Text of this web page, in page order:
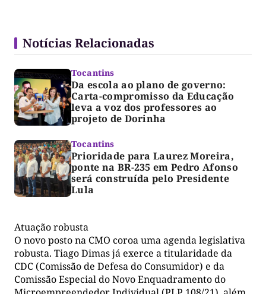
Notícias Relacionadas
Tocantins
Da escola ao plano de governo:
Carta-compromisso da Educação
leva a voz dos professores ao
projeto de Dorinha
Tocantins
Prioridade para Laurez Moreira,
ponte na BR-235 em Pedro Afonso
será construída pelo Presidente
Lula
Atuação robusta
O novo posto na CMO coroa uma agenda legislativa
robusta. Tiago Dimas já exerce a titularidade da
CDC (Comissão de Defesa do Consumidor) e da
Comissão Especial do Novo Enquadramento do